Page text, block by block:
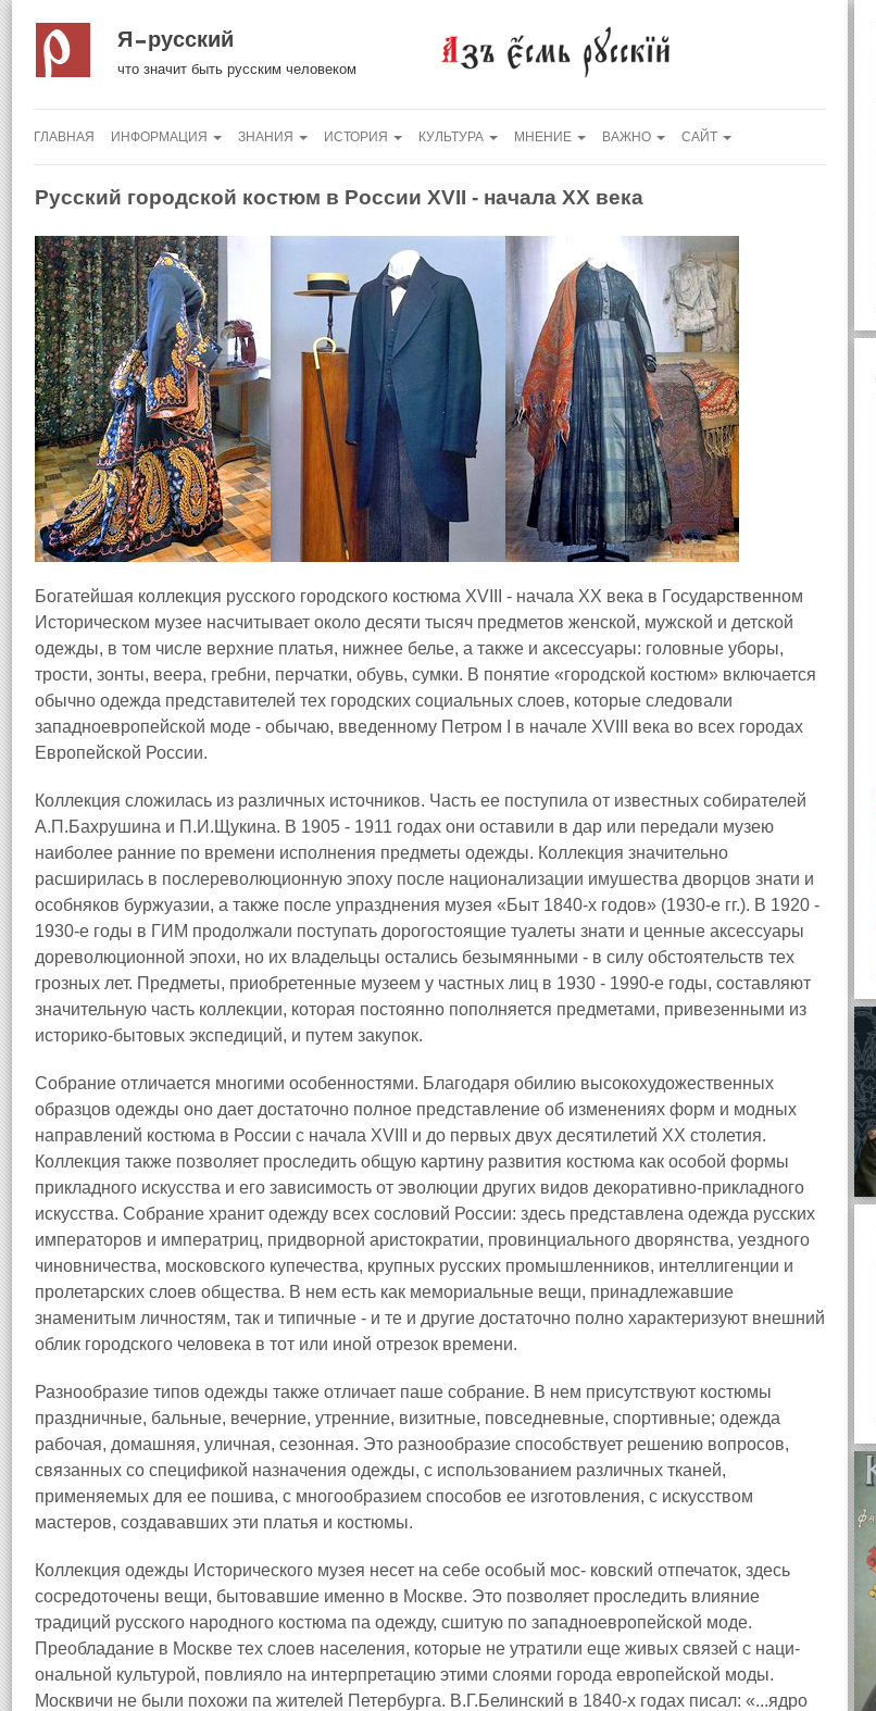
Я русский
что значит быть русским человеком
ГЛАВНАЯ ИНФОРМАЦИЯ ЗНАНИЯ ИСТОРИЯ КУЛЬТУРА МНЕНИЕ ВАЖНО САЙТ
Русский городской костюм в России XVII - начала XX века
Богатейшая коллекция русского городского костюма XVIII - начала XX века в Государственном
Историческом музее насчитывает около десяти тысяч предметов женской, мужской и детской
одежды, в том числе верхние платья, нижнее белье, а также и аксессуары: головные уборы,
трости, зонты, веера, гребни, перчатки, обувь, сумки. В понятие «городской костюм» включается
обычно одежда представителей тех городских социальных слоев, которые следовали
западноевропейской моде - обычаю, введенному Петром I в начале XVIII века во всех городах
Европейской России.
Коллекция сложилась из различных источников. Часть ее поступила от известных собирателей
А.П.Бахрушина и П.И.Щукина. В 1905 - 1911 годах они оставили в дар или передали музею
наиболее ранние по времени исполнения предметы одежды. Коллекция значительно
расширилась в послереволюционную эпоху после национализации имушества дворцов знати и
особняков буржуазии, а также после упразднения музея «Быт 1840-х годов» (1930-е гг.). В 1920 -
1930-е годы в ГИМ продолжали поступать дорогостоящие туалеты знати и ценные аксессуары
дореволюционной эпохи, но их владельцы остались безымянными - в силу обстоятельств тех
грозных лет. Предметы, приобретенные музеем у частных лиц в 1930 - 1990-е годы, составляют
значительную часть коллекции, которая постоянно пополняется предметами, привезенными из
историко-бытовых экспедиций, и путем закупок.
Собрание отличается многими особенностями. Благодаря обилию высокохудожественных
образцов одежды оно дает достаточно полное представление об изменениях форм и модных
направлений костюма в России с начала XVIII и до первых двух десятилетий XX столетия.
Коллекция также позволяет проследить общую картину развития костюма как особой формы
прикладного искусства и его зависимость от эволюции других видов декоративно-прикладного
искусства. Собрание хранит одежду всех сословий России: здесь представлена одежда русских
императоров и императриц, придворной аристократии, провинциального дворянства, уездного
чиновничества, московского купечества, крупных русских промышленников, интеллигенции и
пролетарских слоев общества. В нем есть как мемориальные вещи, принадлежавшие
знаменитым личностям, так и типичные - и те и другие достаточно полно характеризуют внешний
облик городского человека в тот или иной отрезок времени.
Разнообразие типов одежды также отличает паше собрание. В нем присутствуют костюмы
праздничные, бальные, вечерние, утренние, визитные, повседневные, спортивные; одежда
рабочая, домашняя, уличная, сезонная. Это разнообразие способствует решению вопросов,
связанных со спецификой назначения одежды, с использованием различных тканей,
применяемых для ее пошива, с многообразием способов ее изготовления, с искусством
мастеров, создававших эти платья и костюмы.
Коллекция одежды Исторического музея несет на себе особый мос- ковский отпечаток, здесь
сосредоточены вещи, бытовавшие именно в Москве. Это позволяет проследить влияние
традиций русского народного костюма па одежду, сшитую по западноевропейской моде.
Преобладание в Москве тех слоев населения, которые не утратили еще живых связей с наци-
ональной культурой, повлияло на интерпретацию этими слоями города европейской моды.
Москвичи не были похожи па жителей Петербурга. В.Г.Белинский в 1840-х годах писал: «...ядро